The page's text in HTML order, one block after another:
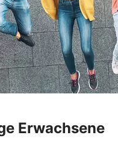
Erwachsene